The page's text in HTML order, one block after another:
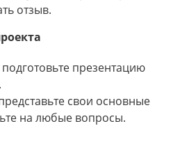
отзыв.
подготовьте презентацию
свои основные
на любые вопросы.